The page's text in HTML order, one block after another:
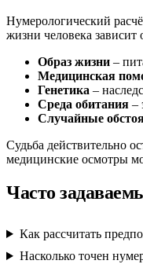
Нумерологический
жизни человека зависит
Образ жизни –
Медицинская
Генетика –
Среда обитания –
Случайные
Судьба действительно
медицинские осмотры
Часто
Как рассчитать
Насколько точен